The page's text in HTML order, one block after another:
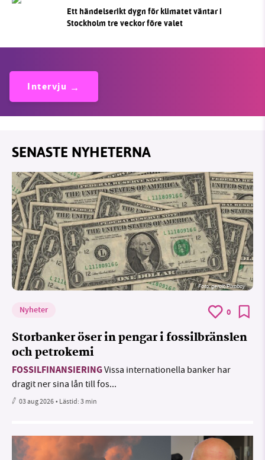
Ett händelserikt dygn för klimatet väntar i
Stockholm tre veckor före valet
Intervju
SENASTE NYHETERNA
Foto:geralt/Pixabay
Nyheter 0
Storbanker öser in pengar i fossilbränslen
och petrokemi
FOSSILFINANSIERINGVissa internationella banker har
dragit ner sina lån till fos...
03 aug 2026• Lästid:3 min